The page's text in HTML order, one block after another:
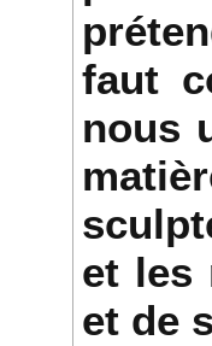
faut
nous
et les
et de